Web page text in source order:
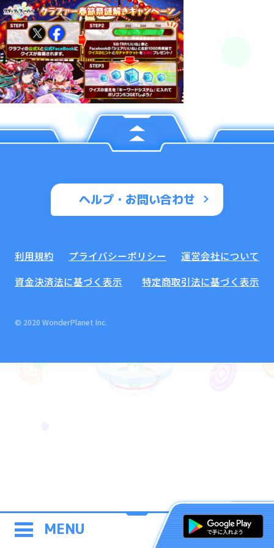
MENU
ヘルプ・お問い合わせ
利用規約 プライバシーポリシー
運営会社について
資金決済法に基づく表示
特定商取引法に基づく表示
© 2020 WonderPlanet Inc.